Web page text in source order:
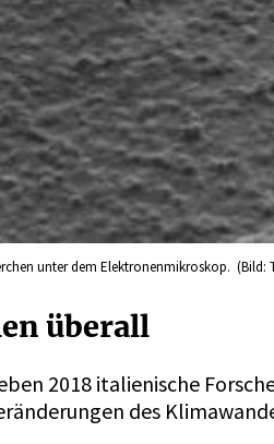
unter dem Elektronenmikroskop. (Bild:
überall
2018 italienische
des